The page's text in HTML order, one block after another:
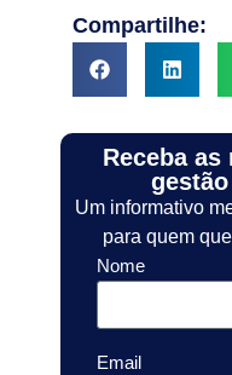
Compartilhe:
Receba
Um informativo
para quem
Nome
Email